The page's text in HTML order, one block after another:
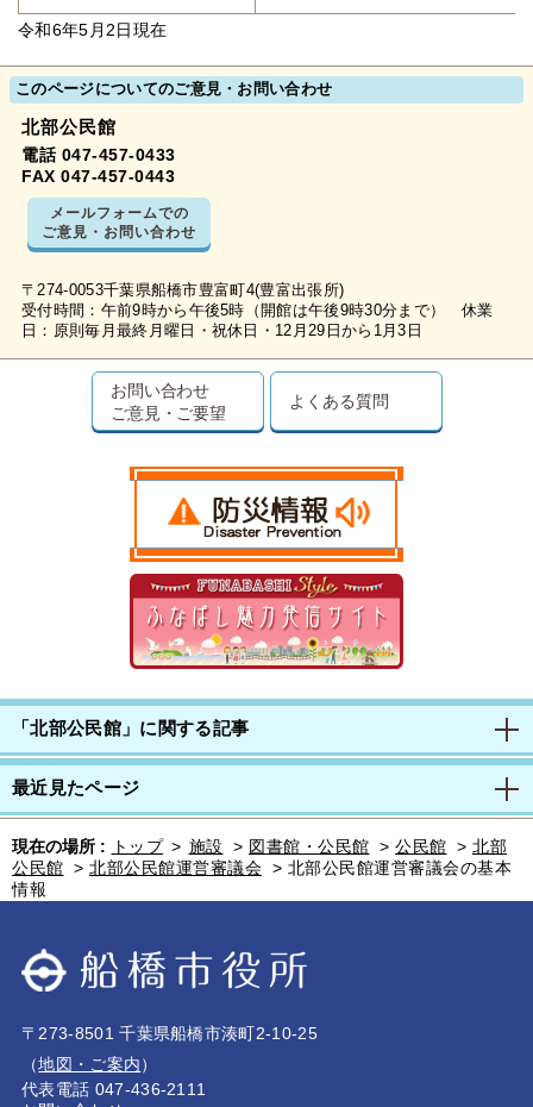
令和6年5月2日現在
このページについてのご意見・お問い合わせ
北部公民館
電話 047-457-0433
FAX 047-457-0443
メールフォームでの
ご意見・お問い合わせ
〒274-0053千葉県船橋市豊富町4(豊富出張所)
受付時間：午前9時から午後5時（開館は午後9時30分まで） 休業
日：原則毎月最終月曜日・祝休日・12月29日から1月3日
お問い合わせ
ご意見・ご要望
よくある質問
「北部公民館」に関する記事
最近見たページ
現在の場所 : トップ > 施設 > 図書館・公民館 > 公民館 > 北部
公民館 > 北部公民館運営審議会 > 北部公民館運営審議会の基本
情報
〒273-8501 千葉県船橋市湊町2-10-25
（地図・ご案内）
代表電話 047-436-2111